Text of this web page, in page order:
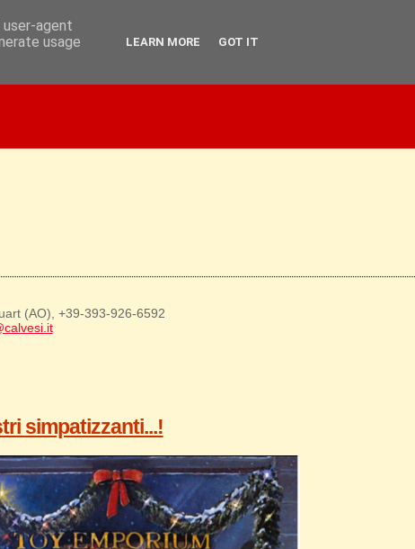
(AO), +39-393-926-6592
simpatizzanti...!
agent
usage
LEARN MORE GOT IT